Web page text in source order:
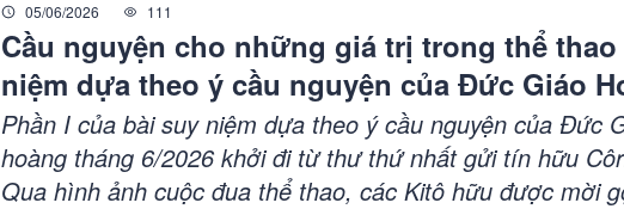
là dấu chỉ của hòa bình và hiệp nhất giữa các dân tộc.
05/06/2026 111
Cầu nguyện cho những giá trị trong thể thao
niệm dựa theo ý cầu nguyện của Đức Giáo
tháng 6/2026 Phần I
Phần I của bài suy niệm dựa theo ý cầu nguyện của Đức
hoàng tháng 6/2026 khởi đi từ thư thứ nhất gửi tín hữu
Qua hình ảnh cuộc đua thể thao, các Kitô hữu được mời